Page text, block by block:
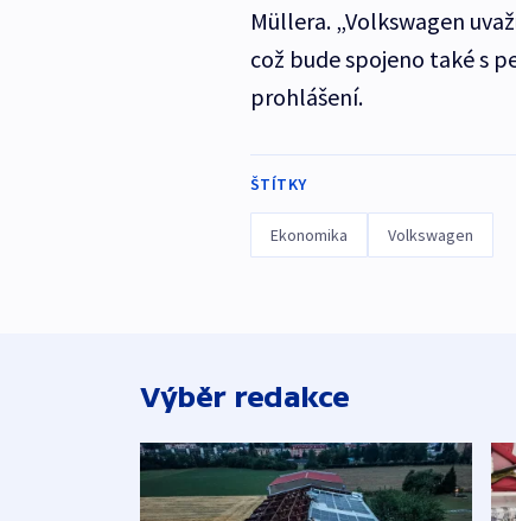
Müllera. „Volkswagen
což bude spojeno také s
prohlášení.
ŠTÍTKY
Ekonomika Volkswagen
Výběr redakce